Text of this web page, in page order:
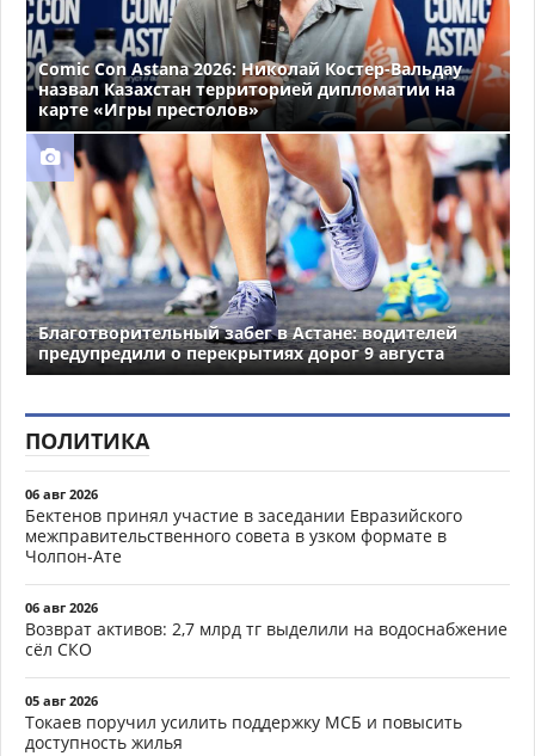
Comic Con Astana 2026: Николай Костер-Вальдау
назвал Казахстан территорией дипломатии на
карте «Игры престолов»
Благотворительный забег в Астане: водителей
предупредили о перекрытиях дорог 9 августа
ПОЛИТИКА
06 авг 2026
Бектенов принял участие в заседании Евразийского
межправительственного совета в узком формате в
Чолпон-Ате
06 авг 2026
Возврат активов: 2,7 млрд тг выделили на водоснабжение
сёл СКО
05 авг 2026
Токаев поручил усилить поддержку МСБ и повысить
доступность жилья